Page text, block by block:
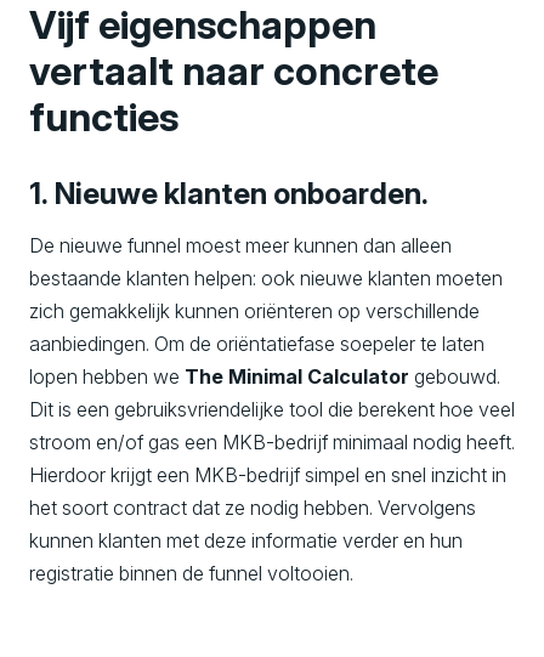
Vijf eigenschappen
vertaalt naar concrete
functies
1. Nieuwe klanten onboarden.
De nieuwe funnel moest meer kunnen dan alleen
bestaande klanten helpen: ook nieuwe klanten moeten
zich gemakkelijk kunnen oriënteren op verschillende
aanbiedingen. Om de oriëntatiefase soepeler te laten
lopen hebben we The Minimal Calculator gebouwd.
Dit is een gebruiksvriendelijke tool die berekent hoe veel
stroom en/of gas een MKB-bedrijf minimaal nodig heeft.
Hierdoor krijgt een MKB-bedrijf simpel en snel inzicht in
het soort contract dat ze nodig hebben. Vervolgens
kunnen klanten met deze informatie verder en hun
registratie binnen de funnel voltooien.